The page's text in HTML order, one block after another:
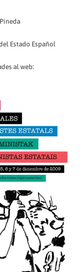
Estado Español
al web: